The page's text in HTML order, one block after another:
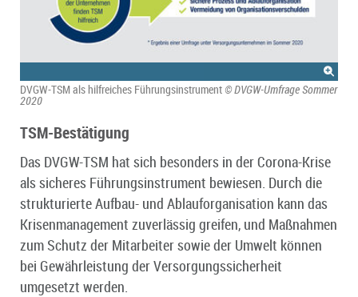
DVGW-TSM als hilfreiches Führungsinstrument © DVGW-Umfrage Sommer
2020
TSM-Bestätigung
Das DVGW-TSM hat sich besonders in der Corona-Krise
als sicheres Führungsinstrument bewiesen. Durch die
strukturierte Aufbau- und Ablauforganisation kann das
Krisenmanagement zuverlässig greifen, und Maßnahmen
zum Schutz der Mitarbeiter sowie der Umwelt können
bei Gewährleistung der Versorgungssicherheit
umgesetzt werden.